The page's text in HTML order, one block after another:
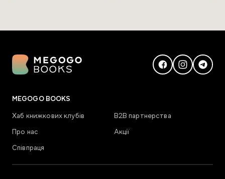
MEGOGO BOOKS
Хаб книжкових клубів
В2В партнерства
Про нас
Акції
Співпраця